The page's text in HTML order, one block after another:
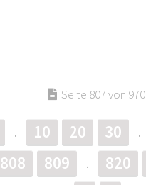
Seite 807 von 970
. 10 20 30 .
808 809 . 820